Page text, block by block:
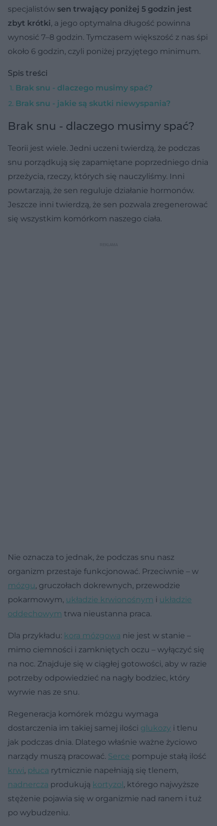
specjalistów sen trwający poniżej 5 godzin jest
zbyt krótki, a jego optymalna długość powinna
wynosić 7–8 godzin. Tymczasem większość z nas śpi
około 6 godzin, czyli poniżej przyjętego minimum.
Spis treści
Brak snu - dlaczego musimy spać?
Brak snu - jakie są skutki niewyspania?
Brak snu - dlaczego musimy spać?
Teorii jest wiele. Jedni uczeni twierdzą, że podczas
snu porządkują się zapamiętane poprzedniego dnia
przeżycia, rzeczy, których się nauczyliśmy. Inni
powtarzają, że sen reguluje działanie hormonów.
Jeszcze inni twierdzą, że sen pozwala zregenerować
się wszystkim komórkom naszego ciała.
Nie oznacza to jednak, że podczas snu nasz
organizm przestaje funkcjonować. Przeciwnie – w
mózgu, gruczołach dokrewnych, przewodzie
pokarmowym, układzie krwionośnym i układzie
oddechowym trwa nieustanna praca.
Dla przykładu: kora mózgowa nie jest w stanie –
mimo ciemności i zamkniętych oczu – wyłączyć się
na noc. Znajduje się w ciągłej gotowości, aby w razie
potrzeby odpowiedzieć na nagły bodziec, który
wyrwie nas ze snu.
Regeneracja komórek mózgu wymaga
dostarczenia im takiej samej ilości glukozy i tlenu
jak podczas dnia. Dlatego właśnie ważne życiowo
narządy muszą pracować. Serce pompuje stałą ilość
krwi, płuca rytmicznie napełniają się tlenem,
nadnercza produkują kortyzol, którego najwyższe
stężenie pojawia się w organizmie nad ranem i tuż
po wybudzeniu.